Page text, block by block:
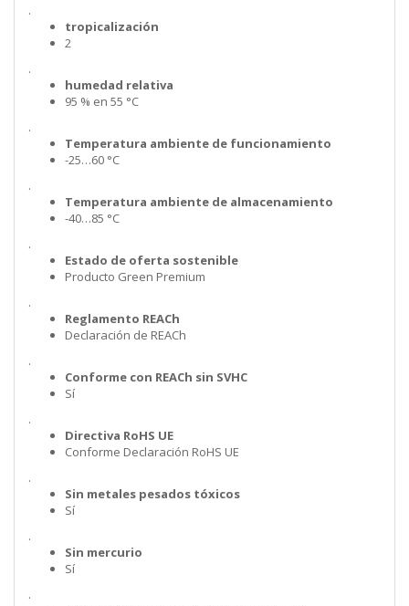
.
tropicalización
2
.
humedad relativa
95 % en 55 °C
.
Temperatura ambiente de funcionamiento
-25…60 °C
.
Temperatura ambiente de almacenamiento
-40…85 °C
.
Estado de oferta sostenible
Producto Green Premium
.
Reglamento REACh
Declaración de REACh
.
Conforme con REACh sin SVHC
Sí
.
Directiva RoHS UE
Conforme Declaración RoHS UE
.
Sin metales pesados tóxicos
Sí
.
Sin mercurio
Sí
.